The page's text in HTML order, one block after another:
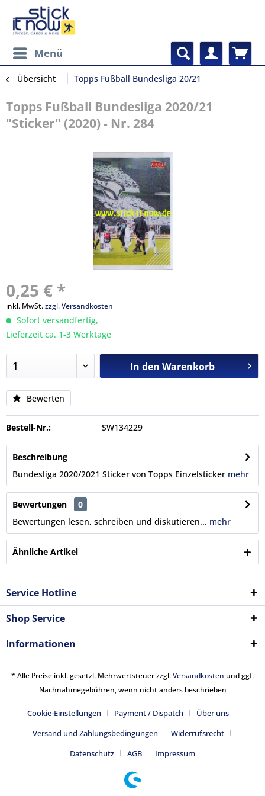
Menü
Übersicht Topps Fußball Bundesliga 20/21
Topps Fußball Bundesliga 2020/21
"Sticker" (2020) - Nr. 284
0,25 € *
inkl. MwSt.zzgl. Versandkosten
Sofort versandfertig,
Lieferzeit ca. 1-3 Werktage
In den Warenkorb
Bewerten
Bestell-Nr.: SW134229
Beschreibung
Bundesliga 2020/2021 Sticker von Topps Einzelsticker mehr
Bewertungen
0
Bewertungen lesen, schreiben und diskutieren... mehr
Ähnliche Artikel
Service Hotline
Shop Service
Informationen
* Alle Preise inkl. gesetzl. Mehrwertsteuer zzgl.Versandkosten und ggf.
Nachnahmegebühren, wenn nicht anders beschrieben
Cookie-Einstellungen Payment / Dispatch
Über uns
Versand und Zahlungsbedingungen
Widerrufsrecht
Datenschutz
AGB Impressum